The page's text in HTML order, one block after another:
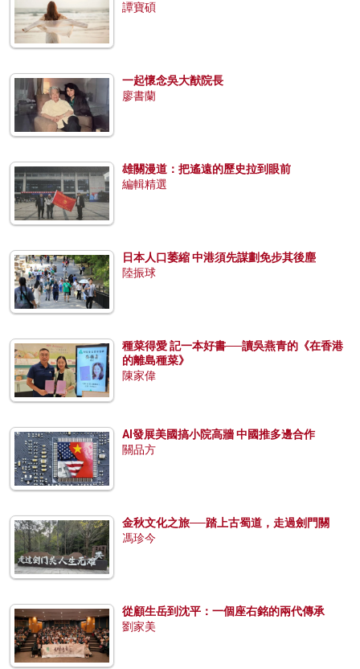
譚寶碩
一起懷念吳大猷院長
廖書蘭
雄關漫道：把遙遠的歷史拉到眼前
編輯精選
日本人口萎縮 中港須先謀劃免步其後塵
陸振球
種菜得愛 記一本好書──讀吳燕青的《在香港
的離島種菜》
陳家偉
AI發展美國搞小院高牆 中國推多邊合作
關品方
金秋文化之旅──踏上古蜀道，走過劍門關
馮珍今
從顧生岳到沈平：一個座右銘的兩代傳承
劉家美